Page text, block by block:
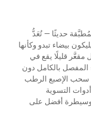
حديثًا — تُعَدُّ
بيضاء تبدو وكأنها
قليلًا يقع في
بالكامل دون
سحب الإصبع الرطب
التسوية
وسيطرة أفضل على